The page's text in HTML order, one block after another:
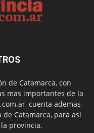
de Catamarca, con
mas importantes de la
cuenta ademas
Catamarca, para asi
provincia.